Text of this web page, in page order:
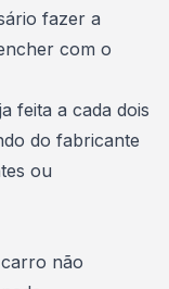
fazer a
com o
feita a cada dois
do fabricante
ou
não